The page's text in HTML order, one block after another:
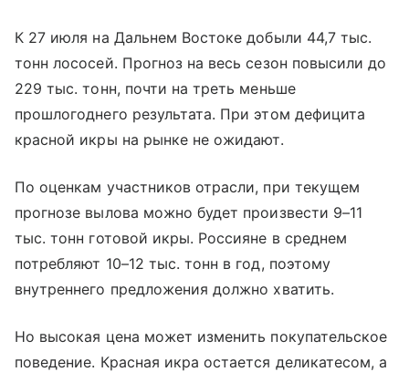
К 27 июля на Дальнем Востоке добыли 44,7 тыс.
тонн лососей. Прогноз на весь сезон повысили до
229 тыс. тонн, почти на треть меньше
прошлогоднего результата. При этом дефицита
красной икры на рынке не ожидают.
По оценкам участников отрасли, при текущем
прогнозе вылова можно будет произвести 9–11
тыс. тонн готовой икры. Россияне в среднем
потребляют 10–12 тыс. тонн в год, поэтому
внутреннего предложения должно хватить.
Но высокая цена может изменить покупательское
поведение. Красная икра остается деликатесом, а